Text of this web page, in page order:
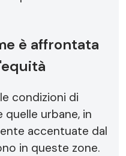
è affrontata
condizioni di
quelle urbane, in
accentuate dal
in queste zone.